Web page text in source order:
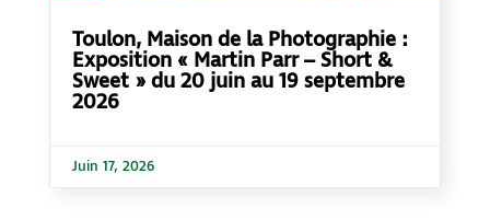
Toulon, Maison de la Photographie :
Exposition « Martin Parr – Short &
Sweet » du 20 juin au 19 septembre
2026
Juin 17, 2026